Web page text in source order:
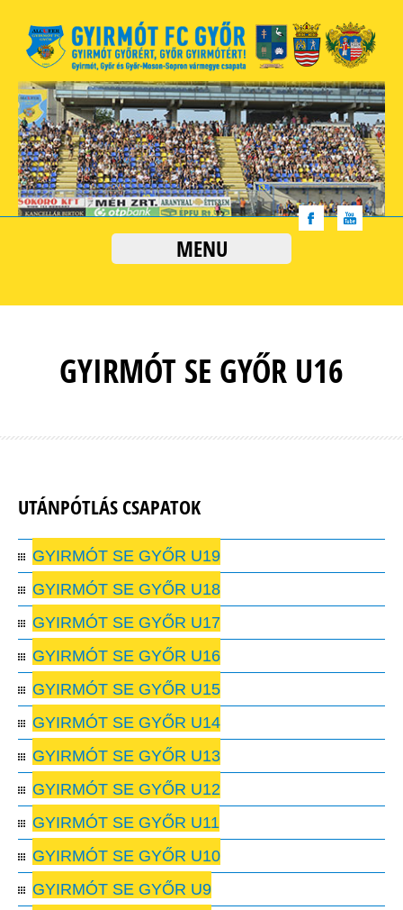
MENU
GYIRMÓT SE GYŐR U16
UTÁNPÓTLÁS CSAPATOK
GYIRMÓT SE GYŐR U19
GYIRMÓT SE GYŐR U18
GYIRMÓT SE GYŐR U17
GYIRMÓT SE GYŐR U16
GYIRMÓT SE GYŐR U15
GYIRMÓT SE GYŐR U14
GYIRMÓT SE GYŐR U13
GYIRMÓT SE GYŐR U12
GYIRMÓT SE GYŐR U11
GYIRMÓT SE GYŐR U10
GYIRMÓT SE GYŐR U9